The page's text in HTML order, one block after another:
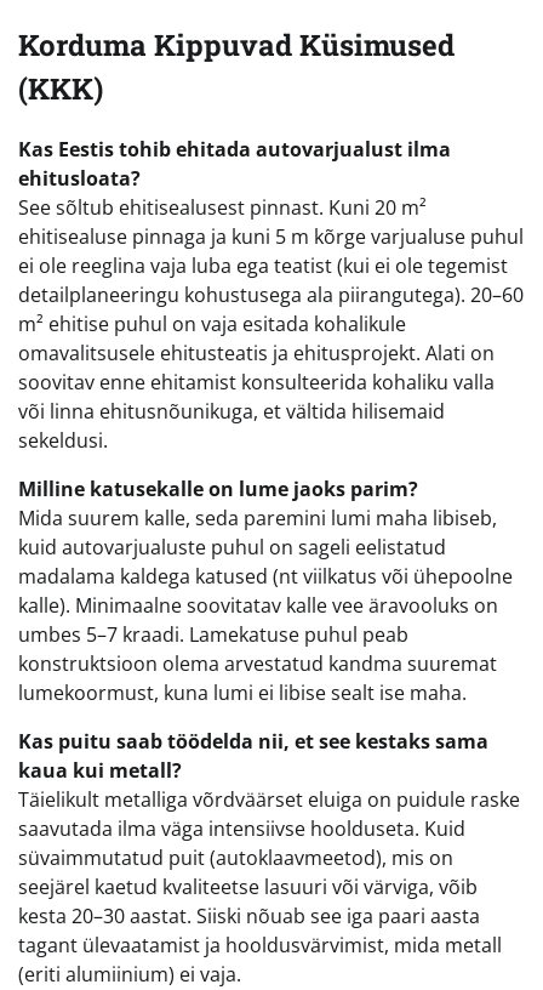
Korduma Kippuvad Küsimused
(KKK)
Kas Eestis tohib ehitada autovarjualust ilma
ehitusloata?
See sõltub ehitisealusest pinnast. Kuni 20 m²
ehitisealuse pinnaga ja kuni 5 m kõrge varjualuse puhul
ei ole reeglina vaja luba ega teatist (kui ei ole tegemist
detailplaneeringu kohustusega ala piirangutega). 20–60
m² ehitise puhul on vaja esitada kohalikule
omavalitsusele ehitusteatis ja ehitusprojekt. Alati on
soovitav enne ehitamist konsulteerida kohaliku valla
või linna ehitusnõunikuga, et vältida hilisemaid
sekeldusi.
Milline katusekalle on lume jaoks parim?
Mida suurem kalle, seda paremini lumi maha libiseb,
kuid autovarjualuste puhul on sageli eelistatud
madalama kaldega katused (nt viilkatus või ühepoolne
kalle). Minimaalne soovitatav kalle vee äravooluks on
umbes 5–7 kraadi. Lamekatuse puhul peab
konstruktsioon olema arvestatud kandma suuremat
lumekoormust, kuna lumi ei libise sealt ise maha.
Kas puitu saab töödelda nii, et see kestaks sama
kaua kui metall?
Täielikult metalliga võrdväärset eluiga on puidule raske
saavutada ilma väga intensiivse hoolduseta. Kuid
süvaimmutatud puit (autoklaavmeetod), mis on
seejärel kaetud kvaliteetse lasuuri või värviga, võib
kesta 20–30 aastat. Siiski nõuab see iga paari aasta
tagant ülevaatamist ja hooldusvärvimist, mida metall
(eriti alumiinium) ei vaja.